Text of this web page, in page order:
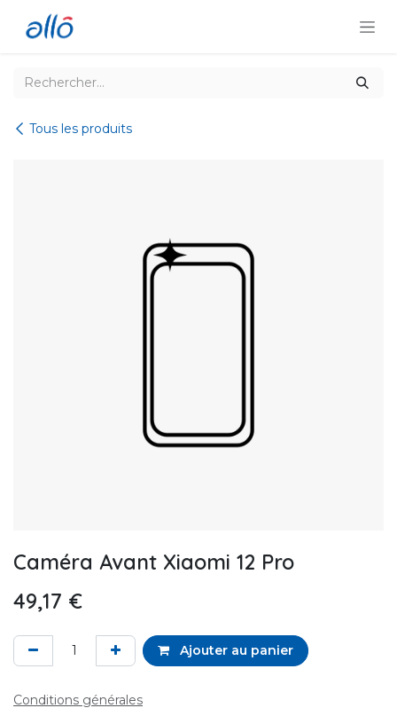
Tous les produits
Caméra Avant Xiaomi 12 Pro
49,17 €
Ajouter au panier
Conditions générales